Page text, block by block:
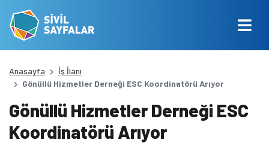
Anasayfa
İş İlanı
Gönüllü Hizmetler Derneği ESC Koordinatörü Arıyor
Gönüllü Hizmetler Derneği ESC
Koordinatörü Arıyor